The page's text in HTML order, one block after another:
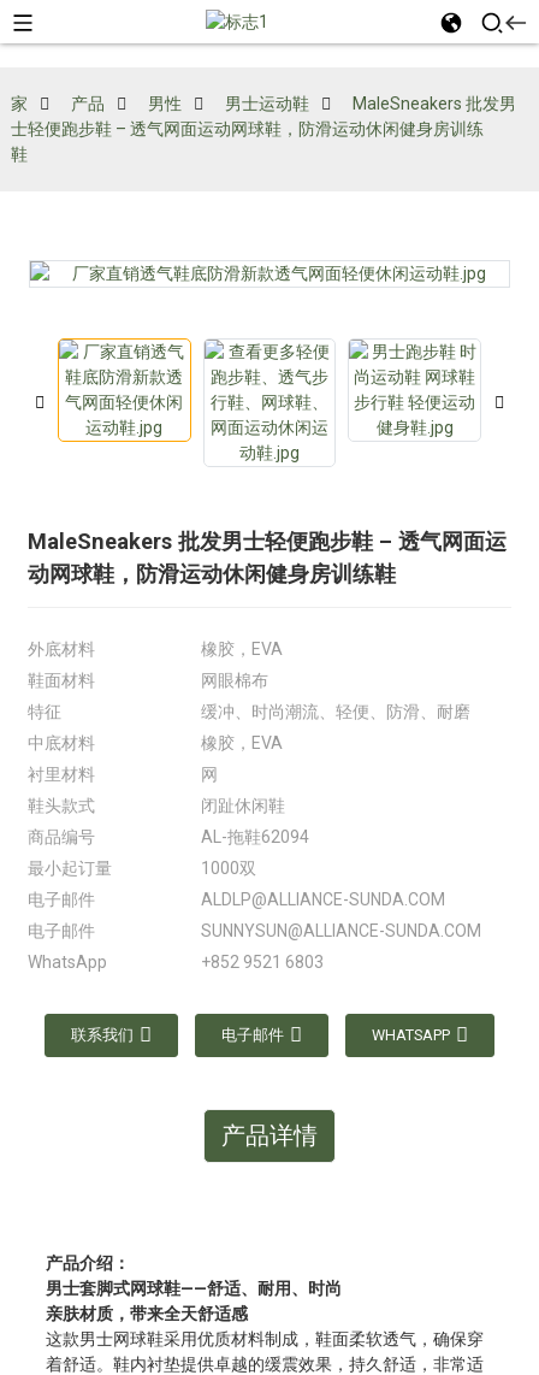
家 产品 男性 男士运动鞋
MaleSneakers 批发男
士轻便跑步鞋 – 透气网面运动网球鞋，防滑运动休闲健身房训练
鞋
MaleSneakers 批发男士轻便跑步鞋 – 透气网面运
动网球鞋，防滑运动休闲健身房训练鞋
外底材料
橡胶，EVA
鞋面材料
网眼棉布
特征
缓冲、时尚潮流、轻便、防滑、耐磨
中底材料
橡胶，EVA
衬里材料
网
鞋头款式
闭趾休闲鞋
商品编号
AL-拖鞋62094
最小起订量
1000双
电子邮件
ALDLP@ALLIANCE-SUNDA.COM
电子邮件
SUNNYSUN@ALLIANCE-SUNDA.COM
WhatsApp
+852 9521 6803
联系我们 电子邮件 WHATSAPP
产品详情
产品介绍：
男士套脚式网球鞋——舒适、耐用、时尚
亲肤材质，带来全天舒适感
这款男士网球鞋采用优质材料制成，鞋面柔软透气，确保穿
着舒适。鞋内衬垫提供卓越的缓震效果，持久舒适，非常适